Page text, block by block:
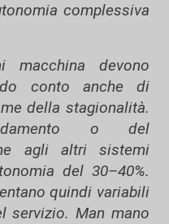
complessiva
macchina devono
conto anche di
della stagionalità.
o del
agli altri sistemi
del 30–40%.
quindi variabili
servizio. Man mano